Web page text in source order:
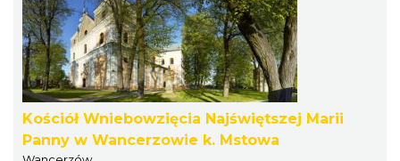
Kościół Wniebowzięcia Najświętszej Marii
Panny w Wancerzowie k. Mstowa